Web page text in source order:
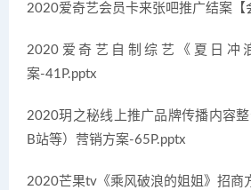
2020爱奇艺会员卡来张吧推广结案【
2020爱奇艺自制综艺《夏日冲
案-41P.pptx
2020玥之秘线上推广品牌传播内容整
B站等）营销方案-65P.pptx
2020芒果tv《乘风破浪的姐姐》招商